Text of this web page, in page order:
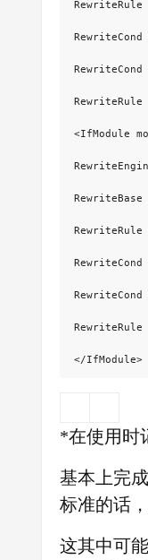
RewriteCond
RewriteRule
<IfModule
RewriteCond
RewriteCond
</IfModule>
*在使用时
基本上完
标准的话
这其中可